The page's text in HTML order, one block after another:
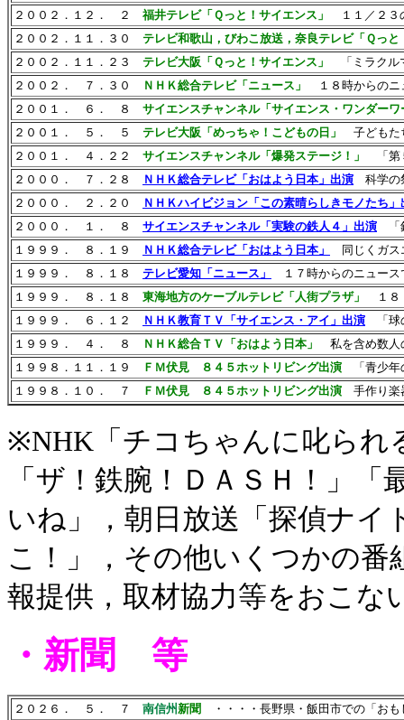
２００２．１２． ２ 福井テレビ「Ｑっと！サイエンス」
１１／２
２００２．１１．３０ テレビ和歌山，びわこ放送，奈良テレビ「Ｑっと
２００２．１１．２３ テレビ大阪「Ｑっと！サイエンス」
「ミラク
２００２． ７．３０
ＮＨＫ総合テレビ「ニュース」
１８時からのニ
２００１． ６． ８ サイエンスチャンネル「サイエンス・ワンダー
２００１． ５． ５ テレビ大阪「めっちゃ！こどもの日」
子どもた
２００１． ４．２２ サイエンスチャンネル「爆発ステージ！」
「
２０００． ７．２８
ＮＨＫ総合テレビ「おはよう日本」出演
科学
２０００． ２．２０
ＮＨＫハイビジョン「この素晴らしきモノたち」
２０００． １． ８ サイエンスチャンネル「実験の鉄人４」出演
１９９９． ８．１９
ＮＨＫ総合テレビ「おはよう日本」
同じくガス
１９９９． ８．１８ テレビ愛知「ニュース」
１７時からのニュース
１９９９． ８．１８ 東海地方のケーブルテレビ「人街プラザ」
１８
１９９９． ６．１２
ＮＨＫ教育ＴＶ「サイエンス・アイ」出演
「
１９９９． ４． ８
ＮＨＫ総合ＴＶ「おはよう日本」
私を含め数人
１９９８．１１．１９
ＦＭ伏見 ８４５ホットリビング出演
「青少
１９９８．１０． ７
ＦＭ伏見 ８４５ホットリビング出演 手作り楽
※NHK「チコちゃんに叱られ
「ザ！鉄腕！ＤＡＳＨ！」
いね」，朝日放送「探偵ナイ
こ！」，その他いくつかの番
報提供，取材協力等をおこな
・新聞 等
２０２６． ５． ７ 南信州新聞 ・・・・長野県・飯田市での「お